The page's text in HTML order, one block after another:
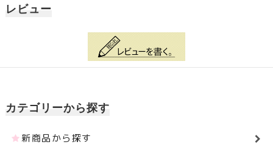
レビュー
カテゴリーから探す
新商品から探す